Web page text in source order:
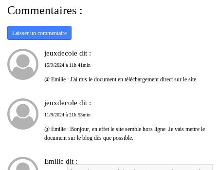
Commentaires :
Laisser un commentaire
jeuxdecole dit :
15/9/2024 à 11h 41min
@ Emilie : J'ai mis le document en téléchargement direct sur le site.
jeuxdecole dit :
11/9/2024 à 21h 53min
@ Emilie : Bonjour, en effet le site semble hors ligne. Je vais mettre le
document sur le blog dès que possible.
Emilie dit :